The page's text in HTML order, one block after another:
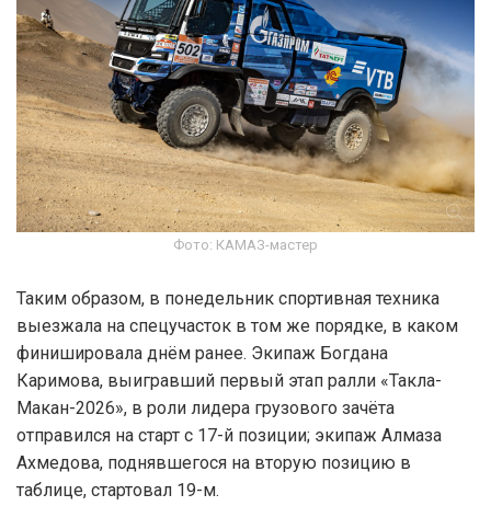
Фото: КАМАЗ-мастер
Таким образом, в понедельник спортивная техника
выезжала на спецучасток в том же порядке, в каком
финишировала днём ранее. Экипаж Богдана
Каримова, выигравший первый этап ралли «Такла-
Макан-2026», в роли лидера грузового зачёта
отправился на старт с 17-й позиции; экипаж Алмаза
Ахмедова, поднявшегося на вторую позицию в
таблице, стартовал 19-м.